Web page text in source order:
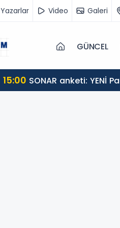
Yazarlar Video Galeri
GÜNCEL
15:00 SONAR anketi: YENİ